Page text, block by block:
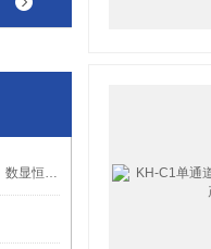
DB-H显微镜恒温板、显微镜恒温台、数显恒温板、高精度数显恒温板、恒温载物台 技术参数